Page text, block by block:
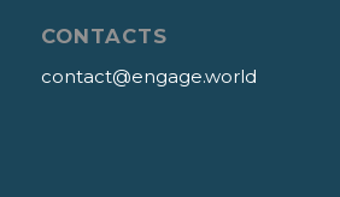
CONTACTS
contact@engage.world